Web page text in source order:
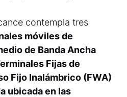
contempla tres
móviles de
de Banda Ancha
Fijas de
Fijo Inalámbrico (FWA)
ubicada en las